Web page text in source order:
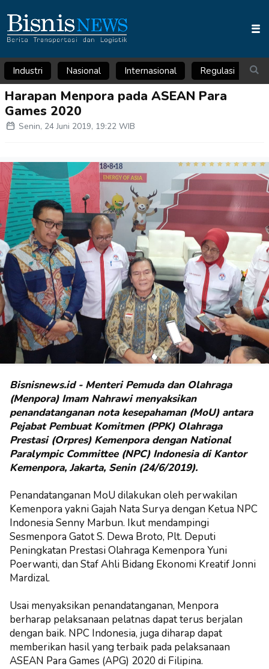
Industri Nasional Internasional Regulasi
Harapan Menpora pada ASEAN Para
Games 2020
Senin, 24 Juni 2019, 19:22 WIB
Bisnisnews.id - Menteri Pemuda dan Olahraga
(Menpora) Imam Nahrawi menyaksikan
penandatanganan nota kesepahaman (MoU) antara
Pejabat Pembuat Komitmen (PPK) Olahraga
Prestasi (Orpres) Kemenpora dengan National
Paralympic Committee (NPC) Indonesia di Kantor
Kemenpora, Jakarta, Senin (24/6/2019).
Penandatanganan MoU dilakukan oleh perwakilan
Kemenpora yakni Gajah Nata Surya dengan Ketua NPC
Indonesia Senny Marbun. Ikut mendampingi
Sesmenpora Gatot S. Dewa Broto, Plt. Deputi
Peningkatan Prestasi Olahraga Kemenpora Yuni
Poerwanti, dan Staf Ahli Bidang Ekonomi Kreatif Jonni
Mardizal.
Usai menyaksikan penandatanganan, Menpora
berharap pelaksanaan pelatnas dapat terus berjalan
dengan baik. NPC Indonesia, juga diharap dapat
memberikan hasil yang terbaik pada pelaksanaan
ASEAN Para Games (APG) 2020 di Filipina.